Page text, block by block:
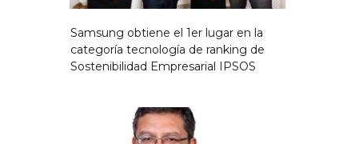
Samsung obtiene el 1er lugar en la
categoría tecnología de ranking de
Sostenibilidad Empresarial IPSOS